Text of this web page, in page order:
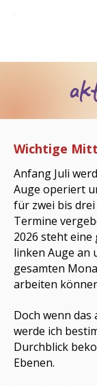
Wichtige
Anfang Juli
Auge operiert
für zwei bis
Termine
2026 steht eine
linken Auge an
gesamten
arbeiten
Doch wenn
werde ich
Durchblick
Ebenen.